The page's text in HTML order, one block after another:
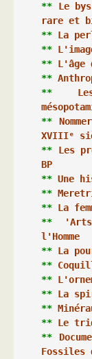
** Le
rare et
** La
**
** L'âge
**
** Les
**
XVIIIᵉ
**
Les
BP
** Une
**
** La
**
l'Homme
** La
**
**
** La
**
** Le
**
Fossiles